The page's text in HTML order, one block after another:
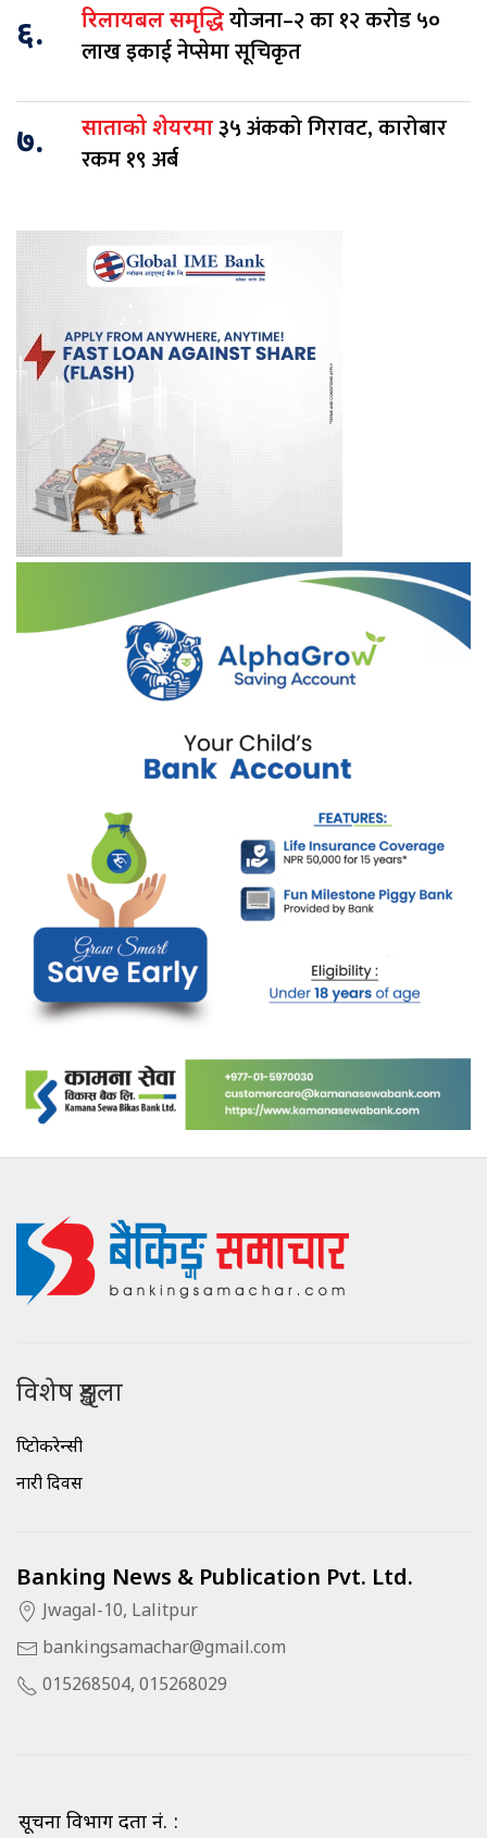
६. रिलायबल समृद्धियोजना–२ का १२ करोड ५०
लाख इकाई नेप्सेमा सूचिकृत
७. साताको शेयरमा३५ अंकको गिरावट, कारोबार
रकम १९ अर्ब
विशेष शृङ्खला
क्रिप्टोकरेन्सी
नारी दिवस
Banking News & Publication Pvt. Ltd.
Jwagal-10, Lalitpur
bankingsamachar@gmail.com
015268504, 015268029
सूचना विभाग दर्ता नं. :